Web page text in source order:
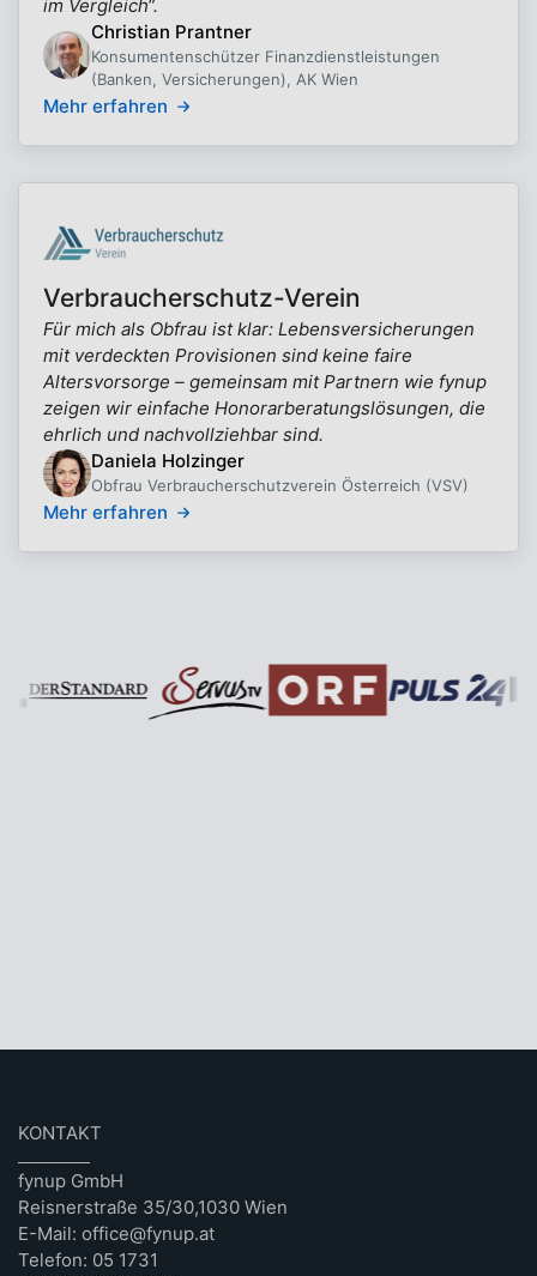
im Vergleich“.
Christian Prantner
Konsumentenschützer Finanzdienstleistungen
(Banken, Versicherungen), AK Wien
Mehr erfahren
Verbraucherschutz-Verein
Für mich als Obfrau ist klar: Lebensversicherungen
mit verdeckten Provisionen sind keine faire
Altersvorsorge – gemeinsam mit Partnern wie fynup
zeigen wir einfache Honorarberatungslösungen, die
ehrlich und nachvollziehbar sind.
Daniela Holzinger
Obfrau Verbraucherschutzverein Österreich (VSV)
Mehr erfahren
KONTAKT
fynup GmbH
Reisnerstraße 35/30,1030 Wien
E-Mail: office@fynup.at
Telefon: 05 1731